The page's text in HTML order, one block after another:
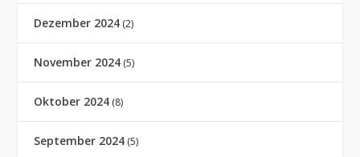
Dezember 2024 (2)
November 2024 (5)
Oktober 2024 (8)
September 2024 (5)